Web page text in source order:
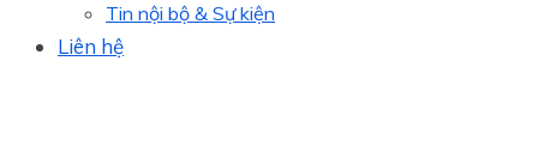
Tin nội bộ & Sự kiện
Liên hệ